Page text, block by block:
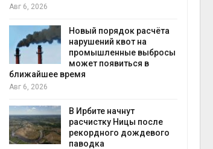
Авг 6, 2026
Новый порядок расчёта
нарушений квот на
промышленные выбросы
может появиться в
ближайшее время
Авг 6, 2026
В Ирбите начнут
расчистку Ницы после
рекордного дождевого
паводка